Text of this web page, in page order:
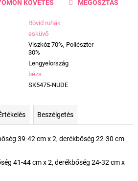
Rövid ruhák
esküvő
Viszkóz 70%, Poliészter
30%
Lengyelország
bézs
SK5475-NUDE
KÖVETÉS MEGOSZTÁS
Beszélgetés
39-42 cm x 2, derékbőség 22-30 cm
41-44 cm x 2, derékbőség 24-32 cm x